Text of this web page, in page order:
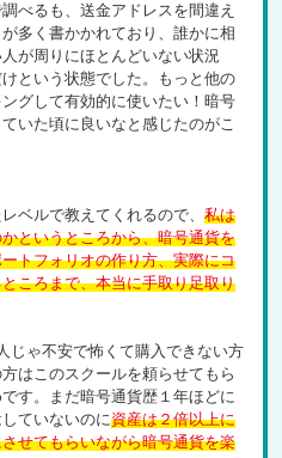
べるも、送金アドレスを間違え
多く書かかれており、誰かに相
が周りにほとんどいない状況
という状態でした。もっと他の
グして有効的に使いたい！暗号
いた頃に良いなと感じたのがこ
ベルで教えてくれるので、 私は
というところから、暗号通貨を
トフォリオの作り方、実際にコ
ころまで、本当に手取り足取り
じゃ不安で怖くて購入できない方
はこのスクールを頼らせてもら
す。まだ暗号通貨歴１年ほどに
ていないのに資産は２倍以上に
せてもらいながら暗号通貨を楽